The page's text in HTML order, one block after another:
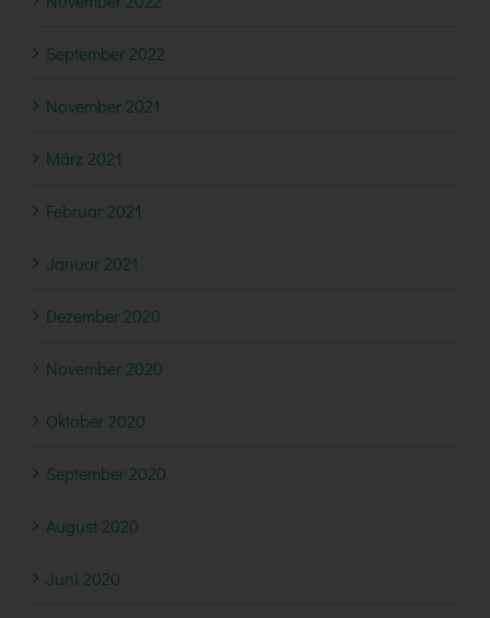
September 2022
November 2021
März 2021
Februar 2021
Januar 2021
Dezember 2020
November 2020
Oktober 2020
September 2020
August 2020
Juni 2020